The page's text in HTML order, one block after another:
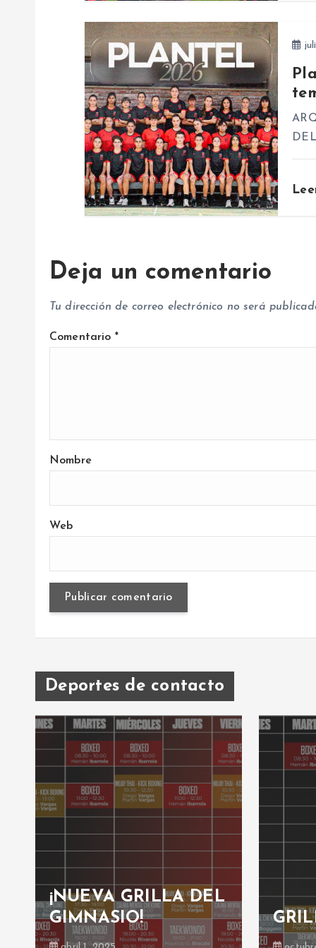
a
d
a
Deja un comentario
Tu dirección de correo electrónico no será
Comentario *
Nombre
Web
Deportes de contacto
¡NUEVA GRILLA DEL
GIMNASIO!